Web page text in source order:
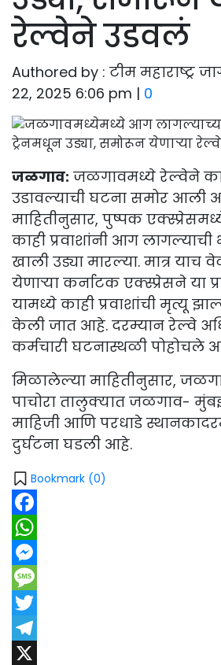
रेल्वेने उडवलं
Authored by : टीम महाराष्ट्र
22, 2025 6:06 pm | 0
जळगाव: जळगावमध्ये रेल्वेने
उडावल्याची घटना समोर आली
माहितीनुसार, पुष्पक
काही प्रवाशांनी आग लागल्याची
खाली उड्या मारल्या. मात्र याच
येणाऱ्या कर्नाटक एक्स्प्रेसने या
यामध्ये काही प्रवाशांची मृत्यू
केली जात आहे. दरम्यान रेल्वे
कर्मचारी घटनास्थळी पोहोचले
मिळालेल्या माहितीनुसार,
पाचोरा तालुक्यात जळगाव- मुंबई
माहिजी आणि परधाडे
दुर्घटना घडली आहे.
Bookmark (0)
Facebook
WhatsApp
Messenger
Message
Twitter
Telegram